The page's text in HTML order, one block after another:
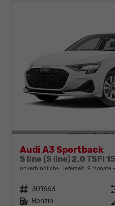
Audi A3 Sportback
unverbindliche Lieferzeit: 9 Monate
Fahrzeugnr. 301663
Kraftstoff Benzin